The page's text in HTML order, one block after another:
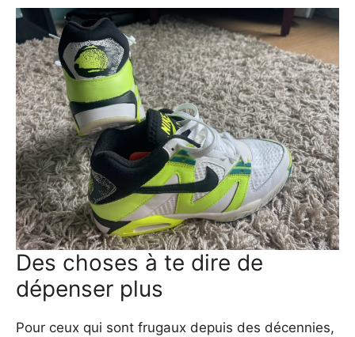
Des choses à te dire de
dépenser plus
Pour ceux qui sont frugaux depuis des décennies,